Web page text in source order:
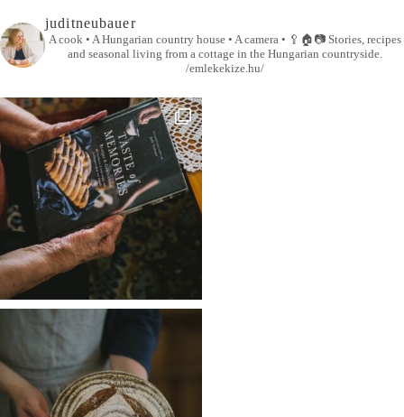
juditneubauer
A cook • A Hungarian country house • A camera • 🥄🏠📷Stories, recipes
and seasonal living from a cottage in the Hungarian countryside.
/emlekekize.hu/